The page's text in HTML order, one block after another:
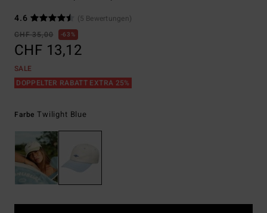
4.6
(5 Bewertungen)
CHF 35,00
63%
CHF 13,12
SALE
DOPPELTER RABATT EXTRA 25%
FarbeTwilight Blue